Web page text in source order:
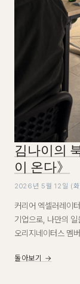
김나이의
이 온다》
2026년 5월 12일 (화
커리어 엑셀러레이
기업으로, 나만의
오리지네이터스 멤
돌아보기 →